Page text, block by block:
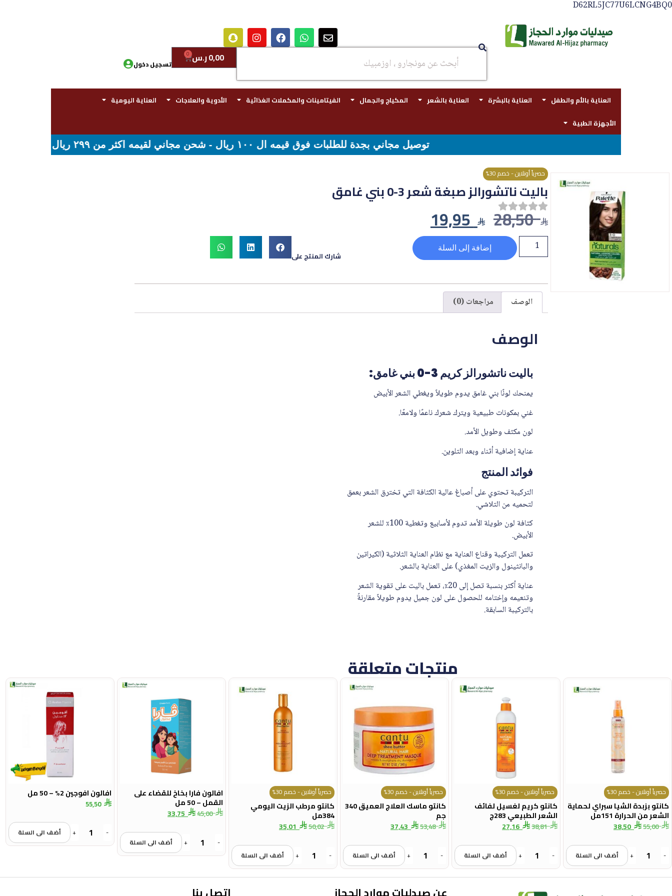
D62RL5JC77U6LCNG4BQ0
0,00ر.س 0
تسجيل دخول
العناية بالأم والطفل العناية بالبشرة العناية بالشعر المكياج والجمال الفيتامينات والمكملات الغذائية الأدوية والعلاجات
العناية اليومية
الأجهزة الطبية
توصيل مجاني بجدة للطلبات فوق قيمه ال ١٠٠ ريال - شحن مجاني لقيمه اكثر من ٢٩٩ ريال
حصرياً أونلاين - خصم 30%
باليت ناتشورالز صبغة شعر 3-0 بني غامق
28,50
19,95
إضافة إلى السلة
شارك المنتج على
الوصف مراجعات (0)
الوصف
باليت ناتشورالز كريم 3-0 بني غامق:
يمنحك لونًا بني غامق يدوم طويلاً ويغطي الشعر الأبيض
غني بمكونات طبيعية ويترك شعرك ناعمًا ولامعًا.
لون مكثف وطويل الأمد.
عناية إضافية أثناء وبعد التلوين.
فوائد المنتج
التركيبة تحتوي على أصباغ عالية الكثافة التي تخترق الشعر بعمق
لتحميه من التلاشي.
كثافة لون طويلة الأمد تدوم لأسابيع وتغطية 100٪ للشعر
الأبيض.
تعمل التركيبة وقناع العناية مع نظام العناية الثلاثية (الكيراتين
والبانثينول والزيت المغذي) على العناية بالشعر.
عناية أكثر بنسبة تصل إلى 20٪، تعمل باليت على تقوية الشعر
وتنعيمه وإختامه للحصول على لون جميل يدوم طويلاً مقارنةً
بالتركيبة السابقة.
منتجات متعلقة
حصرياً أونلاين - خصم 30%
كانتو بزبدة الشيا سبراي لحماية
الشعر من الحرارة 151مل
55,00
38,50
-
+ أضف الى السلة
حصرياً أونلاين - خصم 30%
كانتو كريم لغسيل لفائف
الشعر الطبيعي 283ج
38,81
27,16
-
+ أضف الى السلة
حصرياً أونلاين - خصم 30%
كانتو ماسك العلاج العميق 340
جم
53,48
37,43
-
+ أضف الى السلة
حصرياً أونلاين - خصم 30%
كانتو مرطب الزيت اليومي
384مل
50,02
35,01
-
+ أضف الى السلة
افالون فارا بخاخ للقضاء على
القمل – 50 مل
45,00
33,75
-
+ أضف الى السلة
افالون افوجين 2% – 50 مل
55,50
-
+ أضف الى السلة